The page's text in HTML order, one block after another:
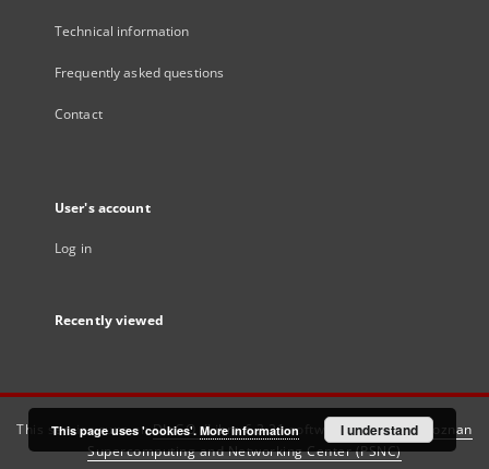
Technical information
Frequently asked questions
Contact
User's account
Log in
Recently viewed
This service runs onDInGO dLibra 6.3.21software created by
Poznan
Supercomputing and Networking Center (PSNC)
This page uses 'cookies'. More information I understand